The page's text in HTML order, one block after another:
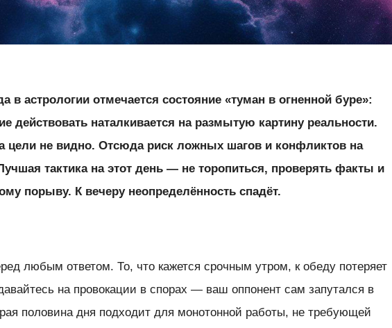
в астрологии отмечается состояние «туман в огненной буре»:
действовать наталкивается на размытую картину реальности.
цели не видно. Отсюда риск ложных шагов и конфликтов на
тактика на этот день — не торопиться, проверять факты и
порыву. К вечеру неопределённость спадёт.
любым ответом. То, что кажется срочным утром, к обеду потеряет
на провокации в спорах — ваш оппонент сам запутался в
половина дня подходит для монотонной работы, не требующей